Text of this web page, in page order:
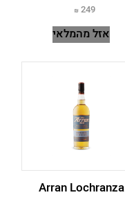
249
אזל מהמלאי
Arran Lochranza